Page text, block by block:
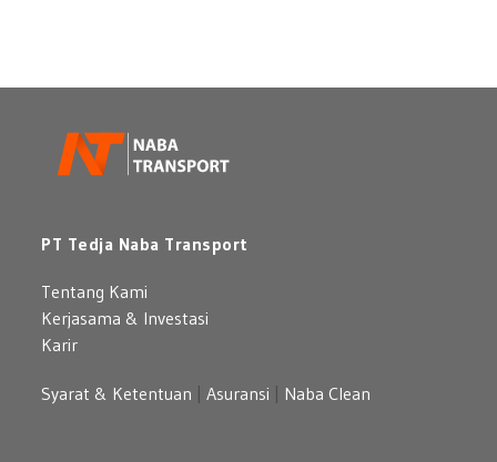
Mobil
yang
Berkelas
PT Tedja Naba Transport
Tentang Kami
Kerjasama & Investasi
Karir
Syarat & Ketentuan |Asuransi Naba Clean